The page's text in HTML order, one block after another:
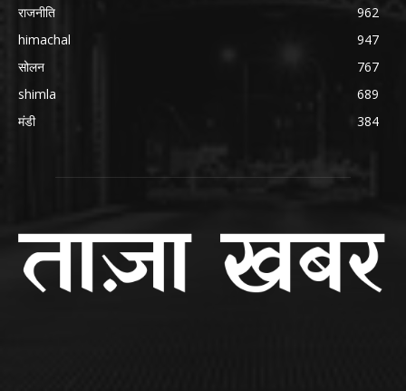
राजनीति
962
himachal
947
सोलन
767
shimla
689
मंडी
384